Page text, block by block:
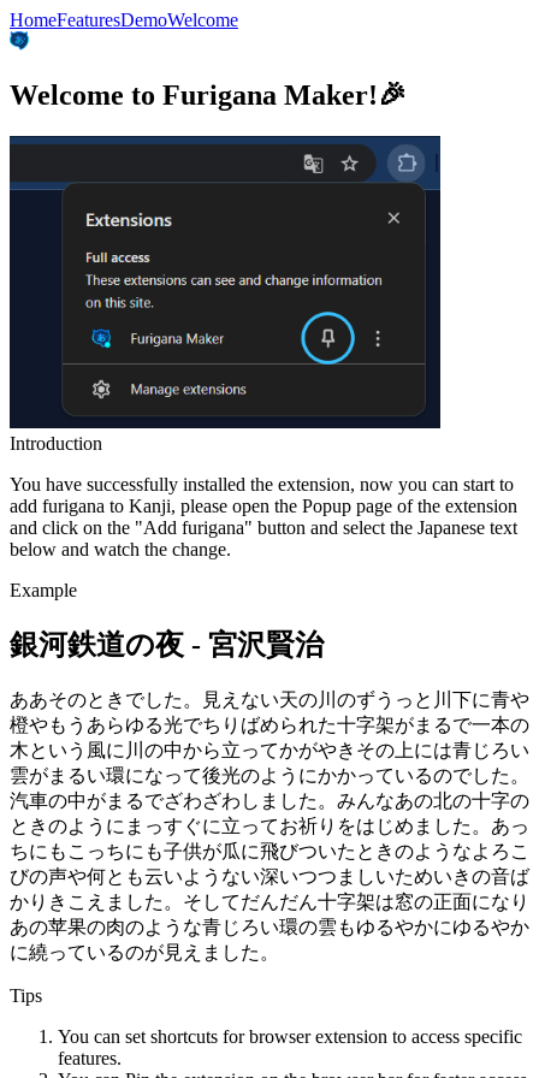
HomeFeaturesDemoWelcome
Welcome to Furigana Maker!🎉
Introduction
You have successfully installed the extension, now you can start to
add furigana to Kanji, please open the Popup page of the extension
and click on the "Add furigana" button and select the Japanese text
below and watch the change.
Example
銀河鉄道の夜 - 宮沢賢治
ああそのときでした。見えない天の川のずうっと川下に青や
橙やもうあらゆる光でちりばめられた十字架がまるで一本の
木という風に川の中から立ってかがやきその上には青じろい
雲がまるい環になって後光のようにかかっているのでした。
汽車の中がまるでざわざわしました。みんなあの北の十字の
ときのようにまっすぐに立ってお祈りをはじめました。あっ
ちにもこっちにも子供が瓜に飛びついたときのようなよろこ
びの声や何とも云いようない深いつつましいためいきの音ば
かりきこえました。そしてだんだん十字架は窓の正面になり
あの苹果の肉のような青じろい環の雲もゆるやかにゆるやか
に繞っているのが見えました。
Tips
You can set shortcuts for browser extension to access specific
features.